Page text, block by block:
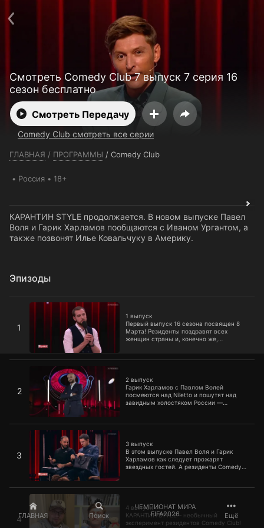
ГЛАВНАЯ Поиск
ЧЕМПИОНАТ МИРА
FIFA2026
Ещё
Смотреть Comedy Club 7 выпуск 7 серия 16
сезон бесплатно
Смотреть Передачу
Comedy Club смотреть все серии
ГЛАВНАЯ / ПРОГРАММЫ / Comedy Club
Россия 18+
КАРАНТИН STYLE продолжается. В новом выпуске Павел
Воля и Гарик Харламов пообщаются с Иваном Ургантом, а
также позвонят Илье Ковальчуку в Америку.
Эпизоды
1
1 выпуск
Первый выпуск 16 сезона посвящен 8
Марта! Резиденты поздравят всех
женщин страны и, конечно же,
1 выпуск
2
2 выпуск
Гарик Харламов с Павлом Волей
посмеются над Niletto и пошутят над
завидным холостяком России —
звезд. Это и многое другое смотри в
3
3 выпуск
В этом выпуске Павел Воля и Гарик
Харламов как следует прожарят
звездных гостей. А резиденты Comedy
3 выпуск
4
4 выпуск
КАРАНТИН STYLE – необычный
эксперимент резидентов Comedy Club!
4 выпуск
Пользовательское соглашение
Политика конфиденциальности
Открыть приложение